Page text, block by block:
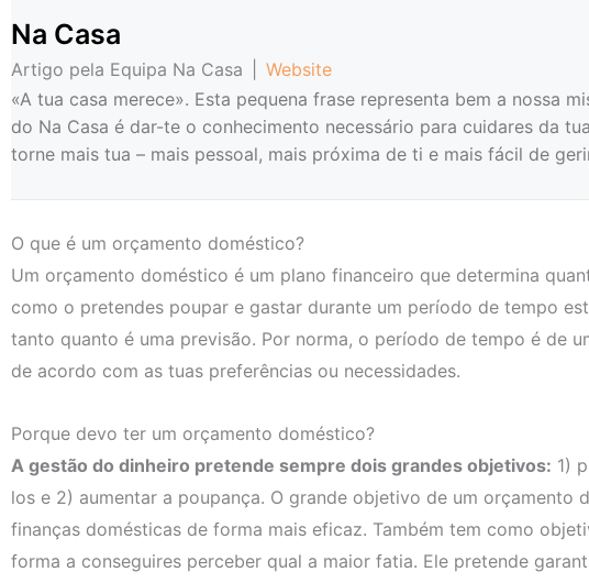
Na Casa
Artigo pela Equipa Na Casa
Website
«A tua casa merece». Esta pequena frase representa bem a nossa
do Na Casa é dar-te o conhecimento necessário para cuidares da
torne mais tua – mais pessoal, mais próxima de ti e mais fácil de
O que é um orçamento doméstico?
Um orçamento doméstico é um plano financeiro que determina
como o pretendes poupar e gastar durante um período de tempo
tanto quanto é uma previsão. Por norma, o período de tempo é de
de acordo com as tuas preferências ou necessidades.
Porque devo ter um orçamento doméstico?
A gestão do dinheiro pretende sempre dois grandes objetivos: 1)
los e 2) aumentar a poupança. O grande objetivo de um orçamento
finanças domésticas de forma mais eficaz. Também tem como
forma a conseguires perceber qual a maior fatia. Ele pretende